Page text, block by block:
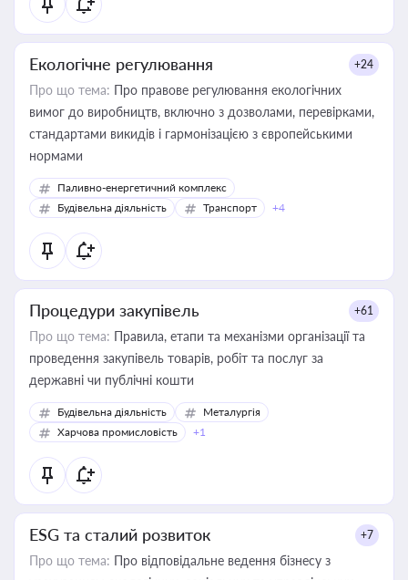
Екологічне регулювання +24
Про що тема: Про правове регулювання екологічних
вимог до виробництв, включно з дозволами, перевірками,
стандартами викидів і гармонізацією з європейськими
нормами
Паливно-енергетичний комплекс
Будівельна діяльність
Транспорт +4
Процедури закупівель +61
Про що тема: Правила, етапи та механізми організації та
проведення закупівель товарів, робіт та послуг за
державні чи публічні кошти
Будівельна діяльність
Металургія
Харчова промисловість
+1
ESG та сталий розвиток +7
Про що тема: Про відповідальне ведення бізнесу з